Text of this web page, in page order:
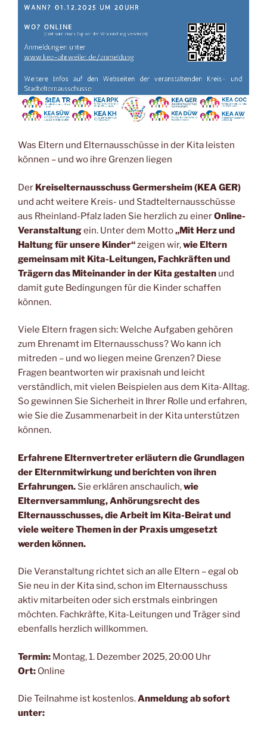
Was Eltern und Elternausschüsse in der Kita leisten
können – und wo ihre Grenzen liegen
Der Kreiselternausschuss Germersheim (KEA GER)
und acht weitere Kreis- und Stadtelternausschüsse
aus Rheinland-Pfalz laden Sie herzlich zu einerOnline-
Veranstaltungein. Unter dem Motto„Mit Herz und
Haltung für unsere Kinder“zeigen wir,wie Eltern
gemeinsam mit Kita-Leitungen, Fachkräften und
Trägern das Miteinander in der Kita gestalten und
damit gute Bedingungen für die Kinder schaffen
können.
Viele Eltern fragen sich: Welche Aufgaben gehören
zum Ehrenamt im Elternausschuss? Wo kann ich
mitreden – und wo liegen meine Grenzen? Diese
Fragen beantworten wir praxisnah und leicht
verständlich, mit vielen Beispielen aus dem Kita-Alltag.
So gewinnen Sie Sicherheit in Ihrer Rolle und erfahren,
wie Sie die Zusammenarbeit in der Kita unterstützen
können.
Erfahrene Elternvertreter erläutern die Grundlagen
der Elternmitwirkung und berichten von ihren
Erfahrungen. Sie erklären anschaulich,wie
Elternversammlung, Anhörungsrecht des
Elternausschusses, die Arbeit im Kita-Beirat und
viele weitere Themen in der Praxis umgesetzt
werden können.
Die Veranstaltung richtet sich an alle Eltern – egal ob
Sie neu in der Kita sind, schon im Elternausschuss
aktiv mitarbeiten oder sich erstmals einbringen
möchten. Fachkräfte, Kita-Leitungen und Träger sind
ebenfalls herzlich willkommen.
Termin: Montag, 1. Dezember 2025, 20:00 Uhr
Ort: Online
Die Teilnahme ist kostenlos.Anmeldung ab sofort
unter: